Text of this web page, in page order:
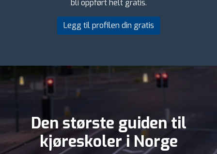
bli oppført helt gratis.
Legg til profilen din gratis
Den største guiden til
kjøreskoler i Norge